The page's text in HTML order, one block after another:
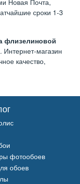
сроки 1-3
флизелиновой
Интернет-магазин
качество,
фотообоев
обоев